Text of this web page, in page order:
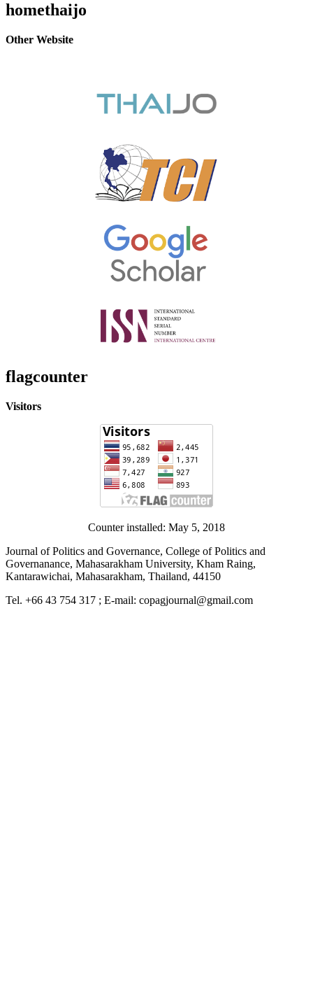
homethaijo
Other Website
flagcounter
Visitors
Counter installed: May 5, 2018
Journal of Politics and Governance, College of Politics and
Governanance, Mahasarakham University, Kham Raing,
Kantarawichai, Mahasarakham, Thailand, 44150
Tel. +66 43 754 317 ; E-mail: copagjournal@gmail.com